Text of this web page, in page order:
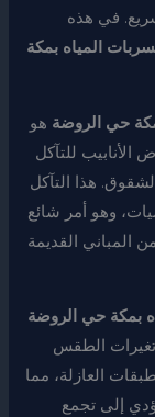
في هذه
المياه بمكة
حي الروضة هو
الأنابيب للتآكل
هذا التآكل
وهو أمر شائع
المباني القديمة
بمكة حي الروضة
الطقس
العازلة، مما
إلى تجمع